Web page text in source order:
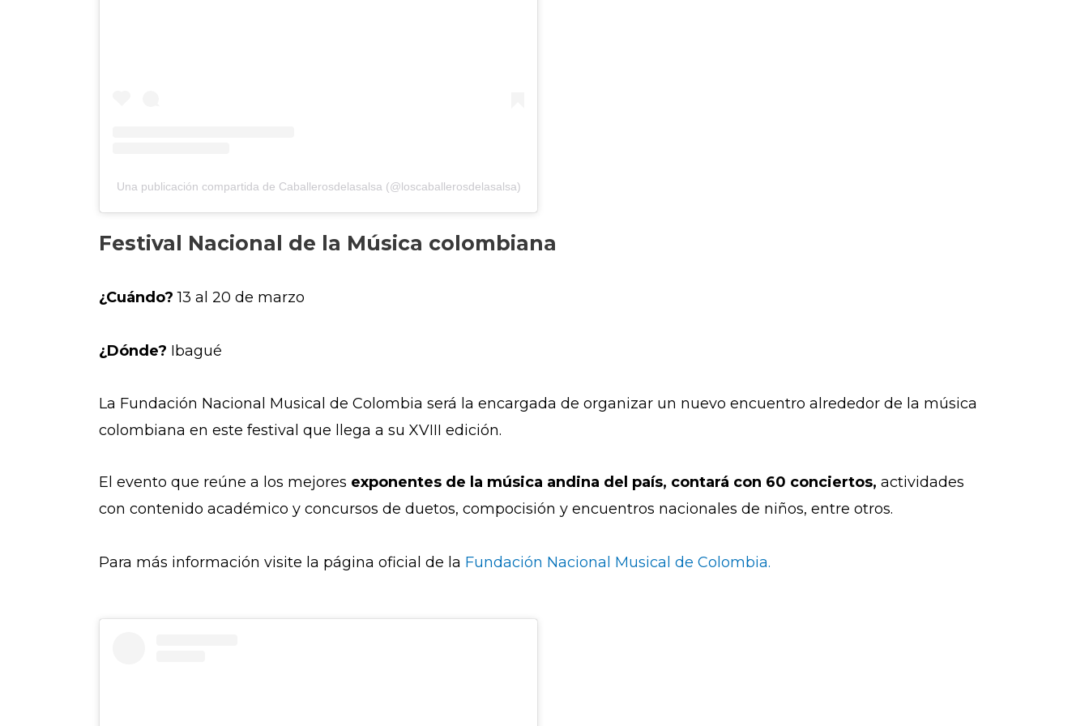
Una publicación compartida de Caballerosdelasalsa (@loscaballerosdelasalsa)
Festival Nacional de la Música colombiana
¿Cuándo? 13 al 20 de marzo
¿Dónde? Ibagué
La Fundación Nacional Musical de Colombia será la encargada de organizar un nuevo encuentro alrededor de la música
colombiana en este festival que llega a su XVIII edición.
El evento que reúne a los mejores exponentes de la música andina del país, contará con 60 conciertos, actividades
con contenido académico y concursos de duetos, compocisión y encuentros nacionales de niños, entre otros.
Para más información visite la página oficial de la Fundación Nacional Musical de Colombia.